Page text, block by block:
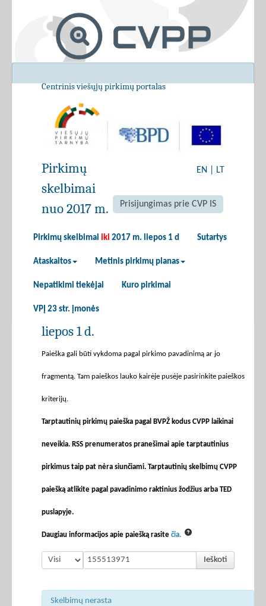
Centrinis viešųjų pirkimų portalas
EN LT
Prisijungimas prie CVP IS
Pirkimų skelbimai iki 2017 m. liepos 1 d Sutartys
Ataskaitos Metinis pirkimų planas
Nepatikimi tiekėjai Kuro pirkimai
VPĮ 23 str. įmonės
Pirkimų
skelbimai
nuo 2017 m.
liepos 1 d.
Paieška gali būti vykdoma pagal pirkimo pavadinimą ar jo
fragmentą. Tam paieškos lauko kairėje pusėje pasirinkite paieškos
kriterijų.
Tarptautinių pirkimų paieška pagal BVPŽ kodus CVPP laikinai
neveikia. RSS prenumeratos pranešimai apie tarptautinius
pirkimus taip pat nėra siunčiami. Tarptautinių skelbimų CVPP
paiešką atlikite pagal pavadinimo raktinius žodžius arba TED
puslapyje.
Daugiau informacijos apie paiešką rasite čia.
Ieškoti
Skelbimų nerasta